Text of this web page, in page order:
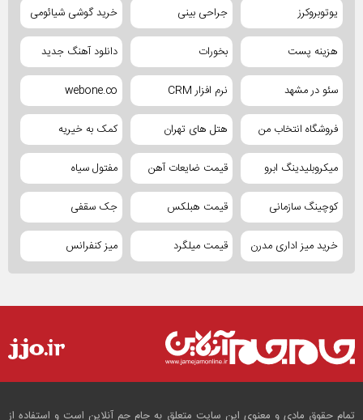
یوتوبروکرز جراحی بینی خرید گوشی شیائومی
هزینه پست بخورات دانلود آهنگ جدید
سئو در مشهد نرم افزار CRM webone.co
فروشگاه انتخاب من هتل های تهران کمک به خیریه
میکروبلیدینگ ابرو قیمت ضایعات آهن مفتول سیاه
کوچینگ سازمانی قیمت هبلکس جک سقفی
خرید میز اداری مدرن قیمت میلگرد میز کنفرانس
تمام حقوق مادی و معنوی این سایت متعلق به جام جم آنلاین است و استفاده از